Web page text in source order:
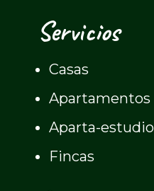
Servicios
Casas
Apartamentos
Aparta-estudio
Fincas